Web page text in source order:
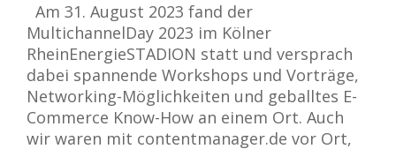
Am 31. August 2023 fand der
MultichannelDay 2023 im Kölner
RheinEnergieSTADION statt und versprach
dabei spannende Workshops und Vorträge,
Networking-Möglichkeiten und geballtes E-
Commerce Know-How an einem Ort. Auch
wir waren mit contentmanager.de vor Ort,